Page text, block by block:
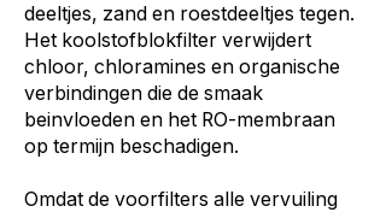
deeltjes, zand en roestdeeltjes tegen.
Het koolstofblokfilter verwijdert
chloor, chloramines en organische
verbindingen die de smaak
beinvloeden en het RO-membraan
op termijn beschadigen.
Omdat de voorfilters alle vervuiling